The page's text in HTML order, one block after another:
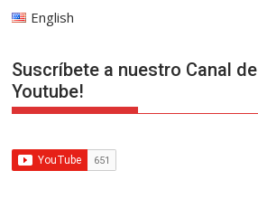
English
Suscríbete a nuestro Canal de
Youtube!